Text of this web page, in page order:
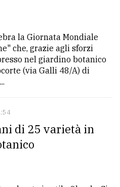
la Giornata Mondiale
che, grazie agli sforzi
nel giardino botanico
(via Galli 48/A) di
di 25 varietà in